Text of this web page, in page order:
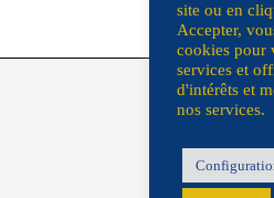
L’Atelier
Contact
Ventes privées
site ou en
Accepter,
cookies pour
services et
d'intérêts et
nos services.